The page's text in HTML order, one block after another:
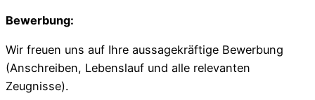
Bewerbung:
Wir freuen uns auf Ihre aussagekräftige Bewerbung
(Anschreiben, Lebenslauf und alle relevanten
Zeugnisse).